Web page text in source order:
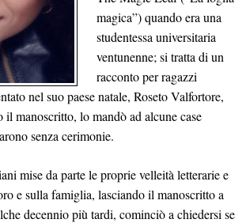
magica”) quando era una
studentessa universitaria
ventunenne; si tratta di un
racconto per ragazzi
nel suo paese natale, Roseto Valfortore,
manoscritto, lo mandò ad alcune case
senza cerimonie.
mise da parte le proprie velleità letterarie e
e sulla famiglia, lasciando il manoscritto a
decennio più tardi, cominciò a chiedersi se